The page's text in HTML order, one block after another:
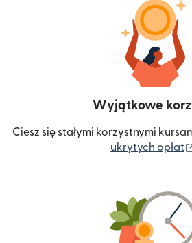
Wyjątkowe
Ciesz się stałymi korzystnymi
ukrytych opłat